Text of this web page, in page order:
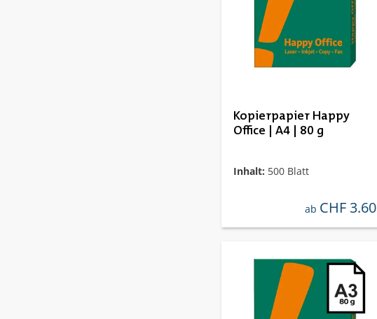
Kopierpapier Happy
Office | A4 | 80 g
Inhalt: 500 Blatt
regulärer preis:
ab CHF 3.60